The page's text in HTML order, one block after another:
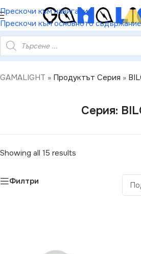
Прескочи към навигация
Прескочи към основното съдържание
НАМАЛЕНИЕ ОТ
GAMALIGHT » Продуктът Серия »
Серия:
Showing all 15 results
Филтри